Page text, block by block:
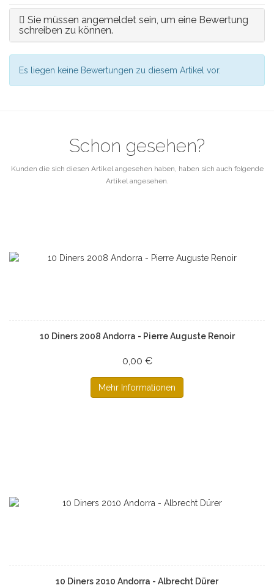
Sie müssen angemeldet sein, um eine Bewertung
schreiben zu können.
Es liegen keine Bewertungen zu diesem Artikel vor.
Schon gesehen?
Kunden die sich diesen Artikel angesehen haben, haben sich auch folgende
Artikel angesehen.
10 Diners 2008 Andorra - Pierre Auguste Renoir
0,00 €
Mehr Informationen
10 Diners 2010 Andorra - Albrecht Dürer